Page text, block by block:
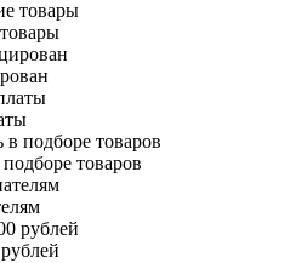
товаров